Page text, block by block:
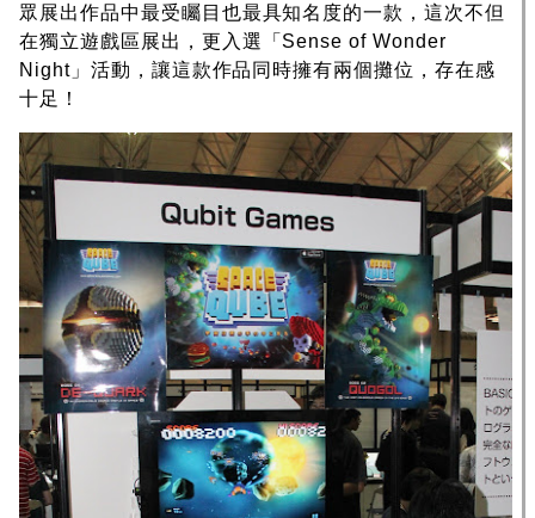
眾展出作品中最受矚目也最具知名度的一款，這次不但
在獨立遊戲區展出，更入選「Sense of Wonder
Night」活動，讓這款作品同時擁有兩個攤位，存在感
十足！